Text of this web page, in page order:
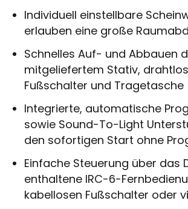
Individuell einstellbare
erlauben eine große
Schnelles Auf- und Abbauen
mitgeliefertem Stativ,
Fußschalter und Tragetasche
Integrierte, automatische
sowie Sound-To-Light
den sofortigen Start ohne
Einfache Steuerung über das
enthaltene IRC-6-
kabellosen Fußschalter oder